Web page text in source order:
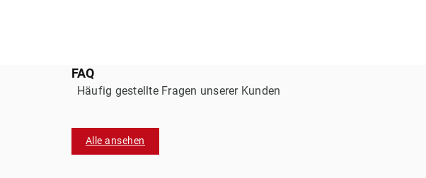
FAQ
Häufig gestellte Fragen unserer Kunden
Alle ansehen